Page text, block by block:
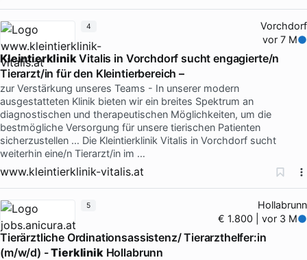
Vorchdorf
vor 7 M
Kleintierklinik Vitalis in Vorchdorf sucht engagierte/n
Tierarzt/in für den Kleintierbereich –
zur Verstärkung unseres Teams - In unserer modern
ausgestatteten Klinik bieten wir ein breites Spektrum an
diagnostischen und therapeutischen Möglichkeiten, um die
bestmögliche Versorgung für unsere tierischen Patienten
sicherzustellen … Die Kleintierklinik Vitalis in Vorchdorf sucht
weiterhin eine/n Tierarzt/in im …
www.kleintierklinik-vitalis.at
4
Hollabrunn
€ 1.800 | vor 3 M
Tierärztliche Ordinationsassistenz/ Tierarzthelfer:in
(m/w/d) -Tierklinik Hollabrunn
5